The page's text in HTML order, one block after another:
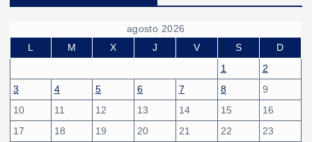
agosto 2026
L
M X J V S
D
1
2
3
4 5 6 7 8
9
10
11 12 13 14 15
16
17
18 19 20 21 22
23